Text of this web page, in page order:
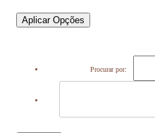
Aplicar Opções
Procurar por: